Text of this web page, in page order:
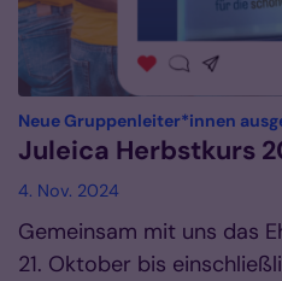
Neue Gruppenleiter*innen
Juleica Herbstkurs
4. Nov. 2024
Gemeinsam mit uns das
21. Oktober bis